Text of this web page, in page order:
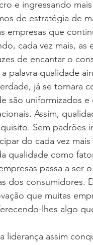
e ingressando
de estratégia de
empresas que
cada vez mais, as
de encantar o
palavra qualidade
já se tornara
são uniformizados
Assim,
Sem padrões
do cada vez
qualidade como
passa a ser
dos consumidores.
que muitas
lhes algo
liderança assim